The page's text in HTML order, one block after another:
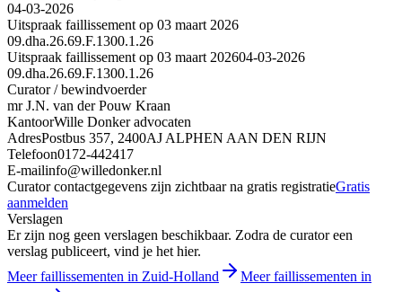
04-03-2026
Uitspraak faillissement op 03 maart 2026
09.dha.26.69.F.1300.1.26
Uitspraak faillissement op 03 maart 202604-03-2026
09.dha.26.69.F.1300.1.26
Curator / bewindvoerder
mr J.N. van der Pouw Kraan
KantoorWille Donker advocaten
AdresPostbus 357, 2400AJ ALPHEN AAN DEN RIJN
Telefoon0172-442417
E-mailinfo@willedonker.nl
Curator contactgegevens zijn zichtbaar na gratis registratieGratis
aanmelden
Verslagen
Er zijn nog geen verslagen beschikbaar. Zodra de curator een
verslag publiceert, vind je het hier.
Meer faillissementen in Zuid-Holland
Meer faillissementen in